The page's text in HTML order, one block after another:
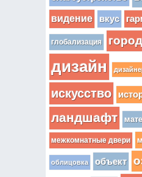
видение вкус
глобализация город
дизайн
искусство
ландшафт
межкомнатные двери
облицовка объект